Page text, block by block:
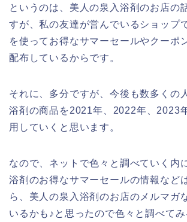
というのは、美人の泉入浴剤のお店の
すが、私の友達が営んでいるショップ
を使ってお得なサマーセールやクーポ
配布しているからです。
それに、多分ですが、今後も数多くの
浴剤の商品を2021年、2022年、2023
用していくと思います。
なので、ネットで色々と調べていく内
浴剤のお得なサマーセールの情報など
ら、美人の泉入浴剤のお店のメルマガ
いるかも♪と思ったので色々と調べて